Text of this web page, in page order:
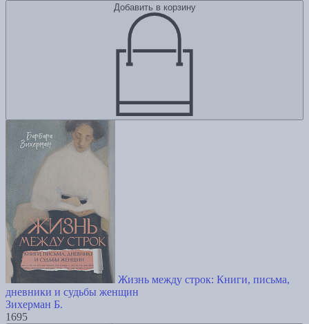
Добавить в корзину
Жизнь между строк: Книги, письма,
дневники и судьбы женщин
Зихерман Б.
1695